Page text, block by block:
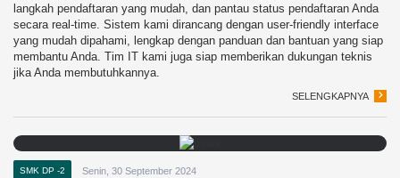
langkah pendaftaran yang mudah, dan pantau status pendaftaran Anda
secara real-time. Sistem kami dirancang dengan user-friendly interface
yang mudah dipahami, lengkap dengan panduan dan bantuan yang siap
membantu Anda. Tim IT kami juga siap memberikan dukungan teknis
jika Anda membutuhkannya.
SELENGKAPNYA
SMK DP -2 Senin, 30 September 2024